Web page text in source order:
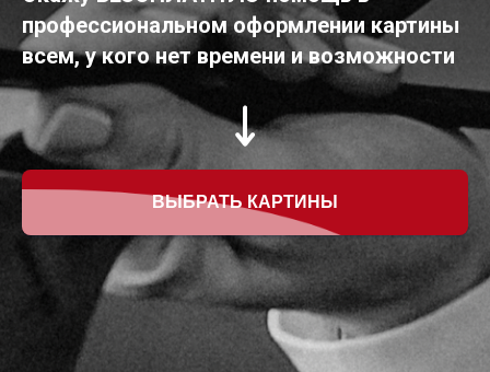
профессиональном оформлении картины
всем, у кого нет времени и возможности
ВЫБРАТЬ КАРТИНЫ